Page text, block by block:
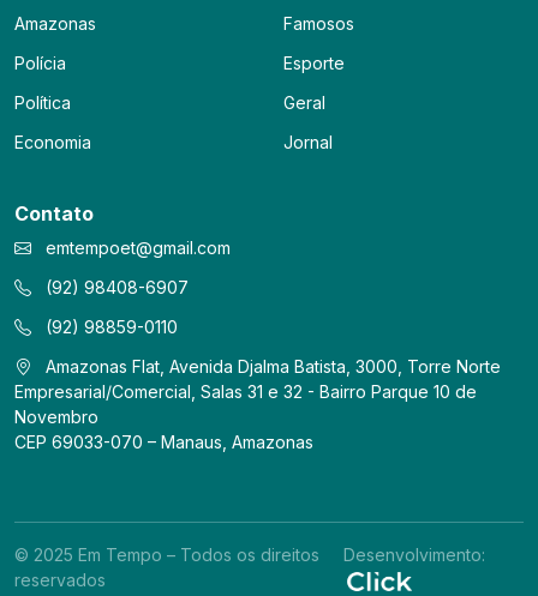
Amazonas
Polícia
Política
Economia
Famosos
Esporte
Geral
Jornal
Contato
emtempoet@gmail.com
(92) 98408-6907
(92) 98859-0110
Amazonas Flat, Avenida Djalma Batista, 3000, Torre Norte
Empresarial/Comercial, Salas 31 e 32 - Bairro Parque 10 de
Novembro
CEP 69033-070 – Manaus, Amazonas
© 2025 Em Tempo – Todos os direitos
reservados
Desenvolvimento: